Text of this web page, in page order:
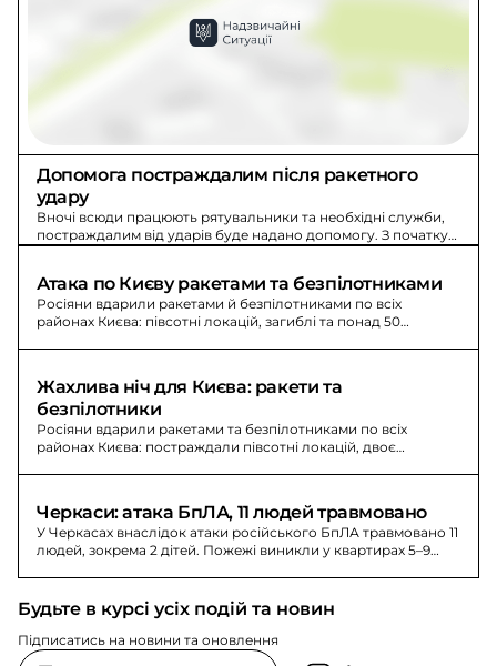
Допомога постраждалим після ракетного
удару
Вночі всюди працюють рятувальники та необхідні служби,
постраждалим від ударів буде надано допомогу. З початку
Атака по Києву ракетами та безпілотниками
Росіяни вдарили ракетами й безпілотниками по всіх
районах Києва: півсотні локацій, загиблі та понад 50
Жахлива ніч для Києва: ракети та
безпілотники
Росіяни вдарили ракетами та безпілотниками по всіх
районах Києва: постраждали півсотні локацій, двоє
Черкаси: атака БпЛА, 11 людей травмовано
У Черкасах внаслідок атаки російського БпЛА травмовано 11
людей, зокрема 2 дітей. Пожежі виникли у квартирах 5–9
Будьте в курсі усіх подій та новин
Підписатись на новини та оновлення